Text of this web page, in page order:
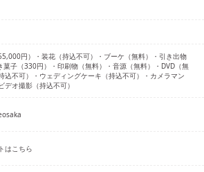
円）・装花（持込不可）・ブーケ（無料）・引き出物
菓子（330円）・印刷物（無料）・音源（無料）・DVD（無
込不可）・ウェディングケーキ（持込不可）・カメラマン
デオ撮影（持込不可）
はこちら